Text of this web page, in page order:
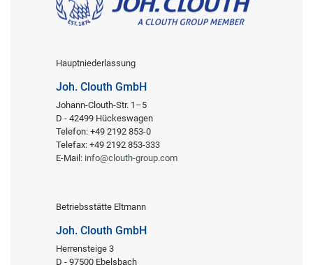
Hauptniederlassung
Joh. Clouth GmbH
Johann-Clouth-Str. 1–5
D - 42499 Hückeswagen
Telefon: +49 2192 853-0
Telefax: +49 2192 853-333
E-Mail: info@clouth-group.com
Betriebsstätte Eltmann
Joh. Clouth GmbH
Herrensteige 3
D - 97500 Ebelsbach